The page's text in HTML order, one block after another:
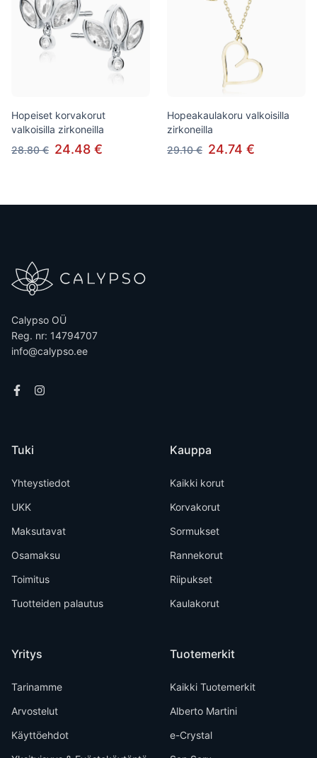
Hopeiset korvakorut
valkoisilla zirkoneilla
28.80 € 24.48 €
Hopeakaulakoru valkoisilla
zirkoneilla
29.10 € 24.74 €
Calypso OÜ
Reg. nr: 14794707
info@calypso.ee
Tuki
Yhteystiedot
UKK
Maksutavat
Osamaksu
Toimitus
Tuotteiden palautus
Yritys
Tarinamme
Arvostelut
Käyttöehdot
Kauppa
Kaikki korut
Korvakorut
Sormukset
Rannekorut
Riipukset
Kaulakorut
Tuotemerkit
Kaikki Tuotemerkit
Alberto Martini
e-Crystal